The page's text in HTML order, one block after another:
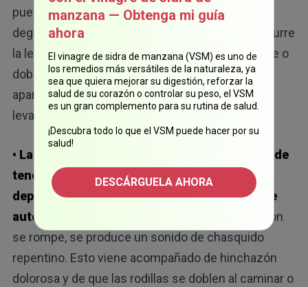
pueden producirse debido a cambios
degenerativos. Se producen crujidos cuando ocurre
la lesión. Las rodillas también pueden bloquearse o
doblarse al caminar o agacharse; el dolor puede
aparecer al realizar actividades cotidianas como
levantarse de una silla o salir del auto.
• Las lesiones de ligamentos y los desgarros de
tendones se producen debido a lesiones
deportivas o traumáticas, como un accidente
automovilístico:
cuando el ligamento o el tendón
se rompe, se produce un sonido de chasquido
repentino. Esto viene acompañado de hinchazón
dolorosa y de que las rodillas se doblen al caminar o
manzana — Obtenga mi guía
ahora
El vinagre de sidra de manzana (VSM) es uno de
los remedios más versátiles de la naturaleza, ya
sea que quiera mejorar su digestión, reforzar la
salud de su corazón o controlar su peso, el VSM
es un gran complemento para su rutina de salud.
¡Descubra todo lo que el VSM puede hacer por su
salud!
DESCÁRGUELA AHORA